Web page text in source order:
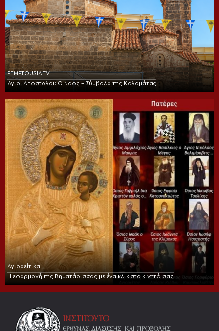
PEMPTOUSIA TV
Άγιοι Απόστολοι: Ο Ναός – Σύμβολο της Καλαμάτας
Αγιορείτικα
Η εφαρμογή της Βηματάρισσας με ένα κλικ στο κινητό σας